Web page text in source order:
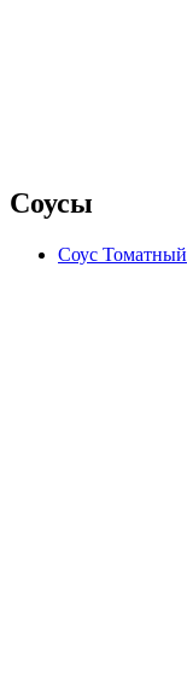
Соусы
Соус Томатный